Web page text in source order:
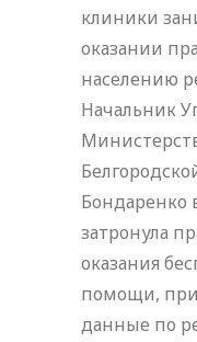
клиники
оказании
населению
Начальник
Бондаренко
затронула
оказания
помощи,
данные по